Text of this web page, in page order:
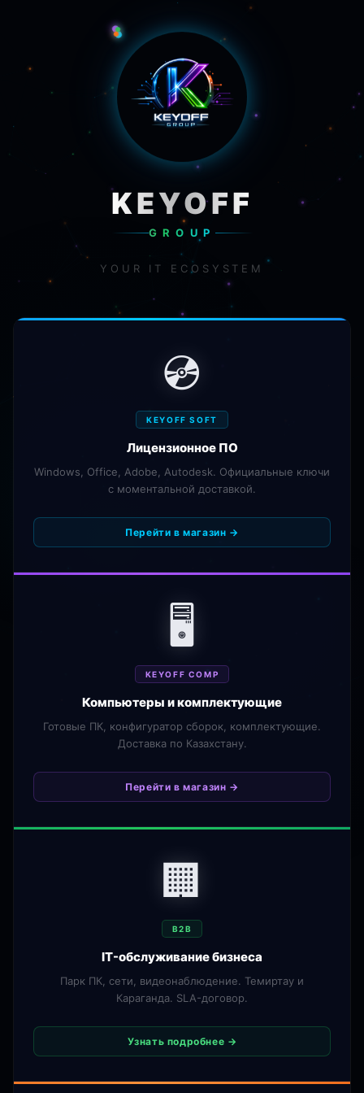
KEYOFF
GROUP
YOUR IT ECOSYSTEM
💿
KEYOFF SOFT
Лицензионное ПО
Windows, Office, Adobe, Autodesk. Официальные ключи
с моментальной доставкой.
Перейти в магазин →
🖥️
KEYOFF COMP
Компьютеры и комплектующие
Готовые ПК, конфигуратор сборок, комплектующие.
Доставка по Казахстану.
Перейти в магазин →
🏢
B2B
IT-обслуживание бизнеса
Парк ПК, сети, видеонаблюдение. Темиртау и
Караганда. SLA-договор.
Узнать подробнее →